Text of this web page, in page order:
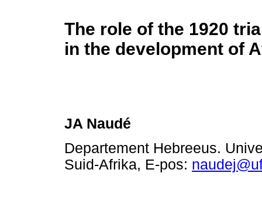
The role of the 1920
in the development of
JA Naudé
Departement Hebreeus.
Suid-Afrika, E-pos: